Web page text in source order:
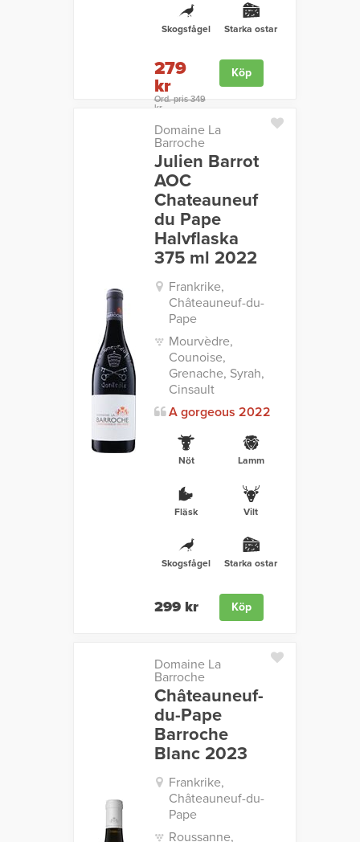
Skogsfågel Starka ostar
279
kr
Ord. pris 349
kr
Köp
Domaine La
Barroche
Julien Barrot
AOC
Chateauneuf
du Pape
Halvflaska
375 ml 2022
Frankrike,
Châteauneuf-du-
Pape
Mourvèdre,
Counoise,
Grenache, Syrah,
Cinsault
A gorgeous 2022
Nöt Lamm
Fläsk Vilt
Skogsfågel Starka ostar
299 kr Köp
Domaine La
Barroche
Châteauneuf-
du-Pape
Barroche
Blanc 2023
Frankrike,
Châteauneuf-du-
Pape
Roussanne,